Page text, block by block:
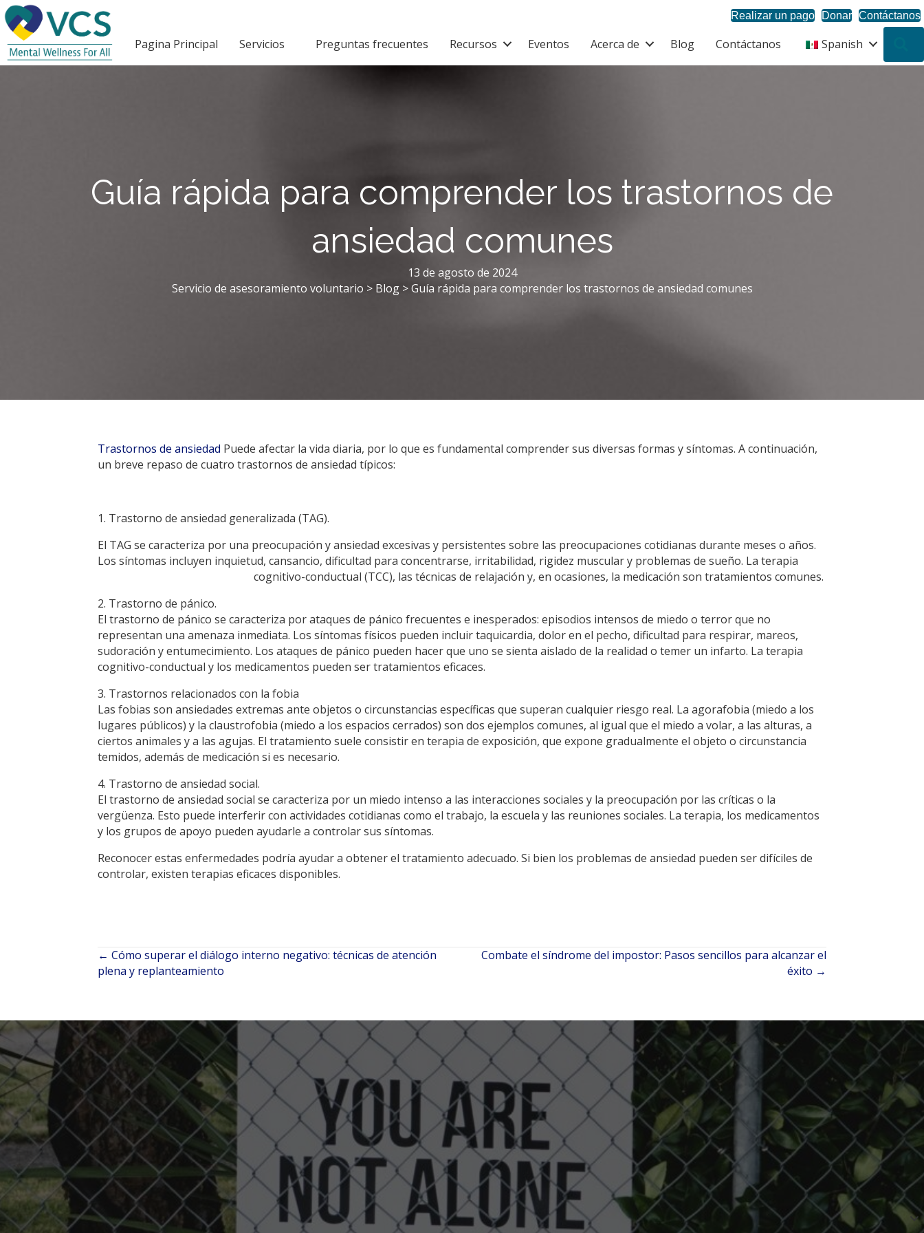
Realizar un pago Donar Contáctanos
Pagina Principal Servicios Preguntas frecuentes Recursos Eventos Acerca de Blog Contáctanos Spanish
Guía rápida para comprender los trastornos de
ansiedad comunes
13 de agosto de 2024
Servicio de asesoramiento voluntario > Blog>Guía rápida para comprender los trastornos de ansiedad comunes
Trastornos de ansiedad Puede afectar la vida diaria, por lo que es fundamental comprender sus diversas formas y síntomas. A continuación,
un breve repaso de cuatro trastornos de ansiedad típicos:
1. Trastorno de ansiedad generalizada (TAG).
El TAG se caracteriza por una preocupación y ansiedad excesivas y persistentes sobre las preocupaciones cotidianas durante meses o años.
Los síntomas incluyen inquietud, cansancio, dificultad para concentrarse, irritabilidad, rigidez muscular y problemas de sueño. La terapia
cognitivo-conductual (TCC), las técnicas de relajación y, en ocasiones, la medicación son tratamientos comunes.
2. Trastorno de pánico.
El trastorno de pánico se caracteriza por ataques de pánico frecuentes e inesperados: episodios intensos de miedo o terror que no
representan una amenaza inmediata. Los síntomas físicos pueden incluir taquicardia, dolor en el pecho, dificultad para respirar, mareos,
sudoración y entumecimiento. Los ataques de pánico pueden hacer que uno se sienta aislado de la realidad o temer un infarto. La terapia
cognitivo-conductual y los medicamentos pueden ser tratamientos eficaces.
3. Trastornos relacionados con la fobia
Las fobias son ansiedades extremas ante objetos o circunstancias específicas que superan cualquier riesgo real. La agorafobia (miedo a los
lugares públicos) y la claustrofobia (miedo a los espacios cerrados) son dos ejemplos comunes, al igual que el miedo a volar, a las alturas, a
ciertos animales y a las agujas. El tratamiento suele consistir en terapia de exposición, que expone gradualmente el objeto o circunstancia
temidos, además de medicación si es necesario.
4. Trastorno de ansiedad social.
El trastorno de ansiedad social se caracteriza por un miedo intenso a las interacciones sociales y la preocupación por las críticas o la
vergüenza. Esto puede interferir con actividades cotidianas como el trabajo, la escuela y las reuniones sociales. La terapia, los medicamentos
y los grupos de apoyo pueden ayudarle a controlar sus síntomas.
Reconocer estas enfermedades podría ayudar a obtener el tratamiento adecuado. Si bien los problemas de ansiedad pueden ser difíciles de
controlar, existen terapias eficaces disponibles.
Navegación
entradas
← Cómo superar el diálogo interno negativo: técnicas de atención
plena y replanteamiento
Combate el síndrome del impostor: Pasos sencillos para alcanzar el
éxito →